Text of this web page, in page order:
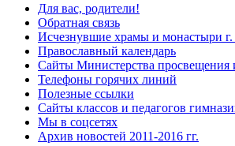
Для вас, родители!
Обратная связь
Исчезнувшие храмы и монастыри г.
Православный календарь
Сайты Министерства
Телефоны горячих линий
Полезные ссылки
Сайты классов и педагогов
Мы в соцсетях
Архив новостей 2011-2016 гг.